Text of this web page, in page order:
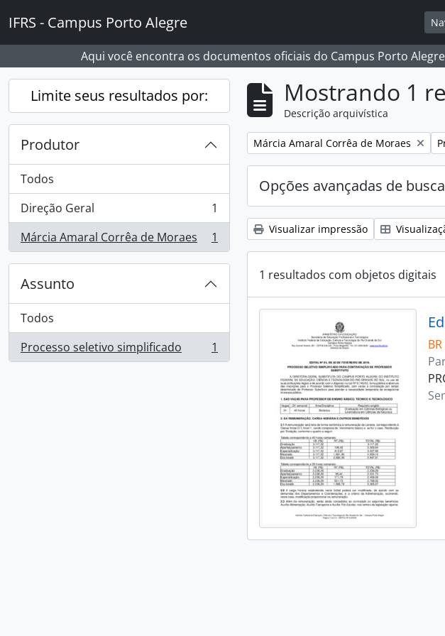
IFRS - Campus Porto Alegre
Aqui você encontra os documentos oficiais do Campus Porto
Limite seus resultados por:
Produtor
Todos
Direção Geral
, 1 resultados
1
Márcia Amaral Corrêa de Moraes
, 1 resultados 1
Assunto
Todos
Processo seletivo simplificado
, 1 resultados 1
Mostrando 1
Descrição arquivística
Remover filtro:
Márcia Amaral Corrêa de Moraes
Opções avançadas de busca
Visualizar impressão
1 resultados com objetos digitais